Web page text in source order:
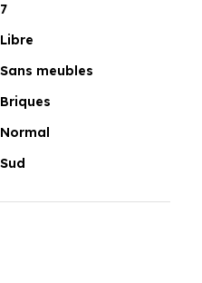
7
Libre
Sans meubles
Briques
Normal
Sud